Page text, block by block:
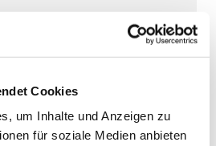
Cookies
um Inhalte und Anzeigen zu
für soziale Medien anbieten
Demmin,
17109 Demmin